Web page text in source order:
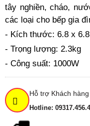
tây nghiền, cháo,
các loại cho bếp gia
- Kích thước: 6.8 x
- Trọng lượng: 2.3kg
- Công suất: 1000W
Hỗ trợ Khách hàng
Hotline: